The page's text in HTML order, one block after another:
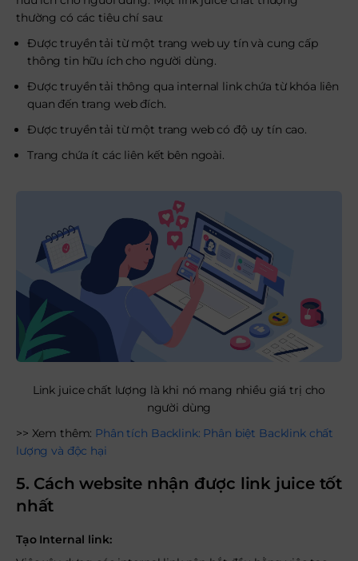
thường có các tiêu chí sau:
Được truyền tải từ một trang web uy tín và cung cấp
thông tin hữu ích cho người dùng.
Được truyền tải thông qua internal link chứa từ khóa liên
quan đến trang web đích.
Được truyền tải từ một trang web có độ uy tín cao.
Trang chứa ít các liên kết bên ngoài.
Link juice chất lượng là khi nó mang nhiều giá trị cho
người dùng
>> Xem thêm: Phân tích Backlink: Phân biệt Backlink chất
lượng và độc hại
5. Cách website nhận được link juice tốt
nhất
Tạo Internal link: